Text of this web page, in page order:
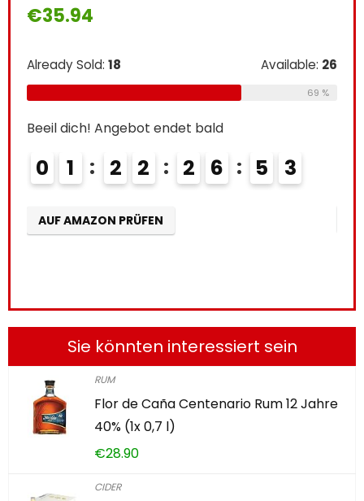
€35.94
Already Sold: 18 Available: 26
69 %
Beeil dich! Angebot endet bald
0 1 2 2 2 6 5 2
3
AUF AMAZON PRÜFEN
Sie könnten interessiert sein
RUM
Flor de Caña Centenario Rum 12 Jahre
40% (1x 0,7 l)
€28.90
CIDER